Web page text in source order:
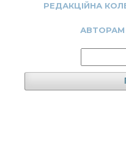
РЕДАКЦІЙНА
АВТОРАМ